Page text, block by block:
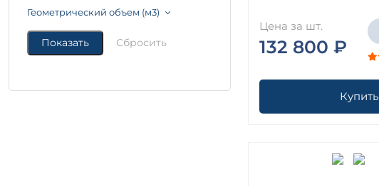
Геометрический объем (м3)
Цена за шт.
132 800 ₽
Купить